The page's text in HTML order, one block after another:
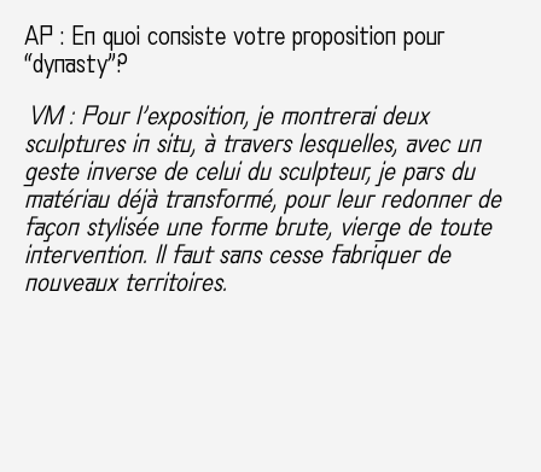
AP : En quoi consiste votre proposition pour
“dynasty”?
VM : Pour l’exposition, je montrerai deux
sculptures in situ, à travers lesquelles, avec un
geste inverse de celui du sculpteur, je pars du
matériau déjà transformé, pour leur redonner de
façon stylisée une forme brute, vierge de toute
intervention. Il faut sans cesse fabriquer de
nouveaux territoires.